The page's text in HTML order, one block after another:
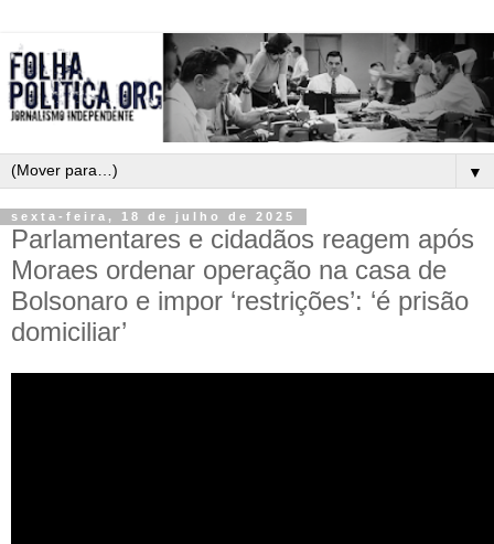
▼
sexta-feira, 18 de julho de 2025
Parlamentares e cidadãos reagem após
Moraes ordenar operação na casa de
Bolsonaro e impor ‘restrições’: ‘é prisão
domiciliar’